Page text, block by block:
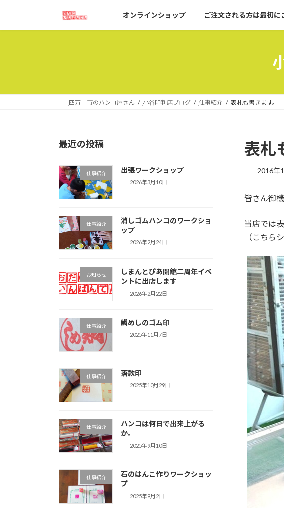
テ
ゲ
オンラインショップ ご注文される方は最初に
四万十市のハンコ屋さん 小谷印判店ブログ 仕事紹介 表札も書きます。
表札
2016年
皆さん御機
当店では
（こちら
最近の投稿
仕事紹介 出張ワークショップ
2026年3月10日
仕事紹介
消しゴムハンコのワークショ
ップ
2026年2月24日
お知らせ
しまんとぴあ開館二周年イベ
ントに出店します
2026年2月22日
仕事紹介 鯛めしのゴム印
2025年11月7日
仕事紹介 落款印
2025年10月29日
仕事紹介
ハンコは何日で出来上がる
か。
2025年9月10日
仕事紹介
石のはんこ作りワークショッ
プ
2025年9月2日